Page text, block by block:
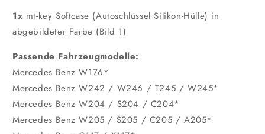
1x mt-key Softcase (Autoschlüssel Silikon-Hülle) in
abgebildeter Farbe (Bild 1)
Passende Fahrzeugmodelle:
Mercedes Benz W176*
Mercedes Benz W242 / W246 / T245 / W245*
Mercedes Benz W204 / S204 / C204*
Mercedes Benz W205 / S205 / C205 / A205*